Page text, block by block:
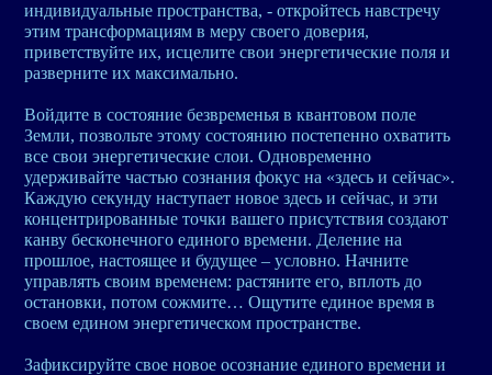
индивидуальные пространства, - откройтесь навстречу
этим трансформациям в меру своего доверия,
приветствуйте их, исцелите свои энергетические поля и
разверните их максимально.
Войдите в состояние безвременья в квантовом поле
Земли, позвольте этому состоянию постепенно охватить
все свои энергетические слои. Одновременно
удерживайте частью сознания фокус на «здесь и сейчас».
Каждую секунду наступает новое здесь и сейчас, и эти
концентрированные точки вашего присутствия создают
канву бесконечного единого времени. Деление на
прошлое, настоящее и будущее – условно. Начните
управлять своим временем: растяните его, вплоть до
остановки, потом сожмите… Ощутите единое время в
своем едином энергетическом пространстве.
Зафиксируйте свое новое осознание единого времени и